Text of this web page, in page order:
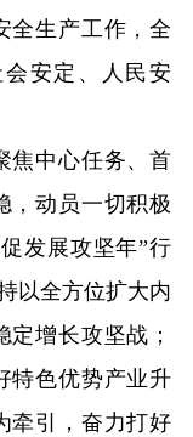
全生产工作，全
安定、人民安
中心任务、首
，动员一切积极
发展攻坚年”行
以全方位扩大内
增长攻坚战；
特色优势产业升
牵引，奋力打好